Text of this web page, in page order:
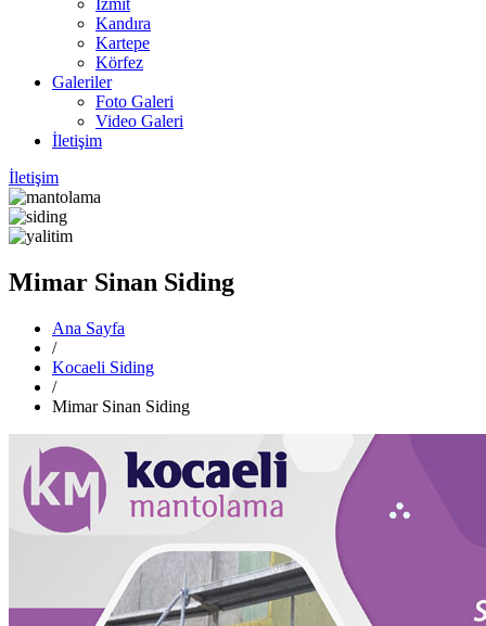
İzmit
Kandıra
Kartepe
Körfez
Galeriler
Foto Galeri
Video Galeri
İletişim
İletişim
Mimar Sinan Siding
Ana Sayfa
/
Kocaeli Siding
/
Mimar Sinan Siding